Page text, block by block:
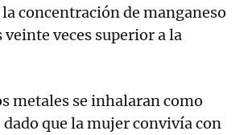
concentración de manganeso
veinte veces superior a la
metales se inhalaran como
que la mujer convivía con